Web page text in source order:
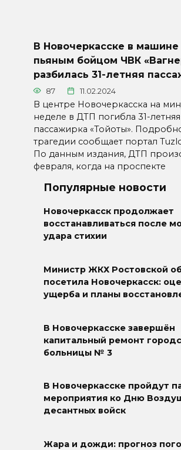
В Новочеркасске в машине
пьяным бойцом ЧВК
разбилась 31-летняя
87 11.02.2024
В центре Новочеркасска на
неделе в ДТП погибла 31-летняя
пассажирка «Тойоты».
трагедии сообщает портал
По данным издания, ДТП
февраля, когда на проспекте
Популярные новости
Новочеркасск продолжает
восстанавливаться после
удара стихии
Министр ЖКХ Ростовской
посетила Новочеркасск:
ущерба и планы
В Новочеркасске завершён
капитальный ремонт
больницы № 3
В Новочеркасске пройдут
мероприятия ко Дню
десантных войск
Жара и дожди: прогноз